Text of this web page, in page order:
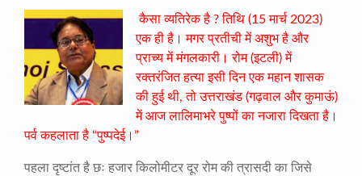
कैसा व्यतिरेक है ? तिथि (15 मार्च 2023)
एक ही है। मगर प्रतीची में अशुभ है और
प्राच्य में मंगलकारी। रोम (इटली) में
रक्तरंजित हत्या इसी दिन एक महान शासक
की हुई थी, तो उत्तराखंड (गढ़वाल और कुमाऊं)
में आज लालिमाभरे पुष्पों का नजारा दिखता है।
पर्व कहलाता है “पुष्पदेई।”
पहला दृष्टांत है छः हजार किलोमीटर दूर रोम की त्रासदी का जिसे